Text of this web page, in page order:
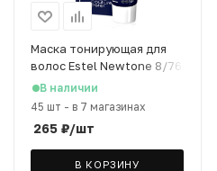
Маска тонирующая для
волос Estel Newtone 8/76
светло-русый коричнево-
фиолетовый, 60 мл
В наличии
45 шт - в 7 магазинах
265 ₽/шт
В КОРЗИНУ